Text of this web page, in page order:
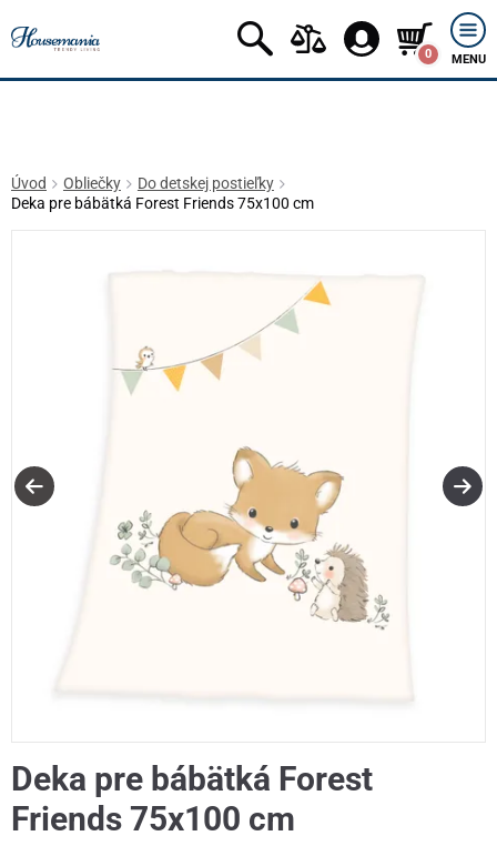
0 MENU
Úvod Obliečky
Do detskej postieľky
Deka pre bábätká Forest Friends 75x100 cm
Deka pre bábätká Forest
Friends 75x100 cm